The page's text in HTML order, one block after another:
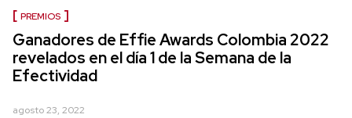
PREMIOS
Ganadores de Effie Awards Colombia 2022
revelados en el día 1 de la Semana de la
Efectividad
agosto 23, 2022